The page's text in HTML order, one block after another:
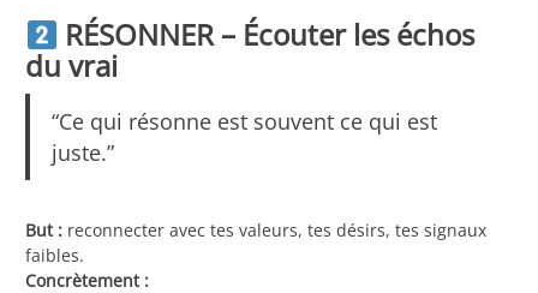
RÉSONNER – Écouter les échos
du vrai
“Ce qui résonne est souvent ce qui est
juste.”
But : reconnecter avec tes valeurs, tes désirs, tes signaux
faibles.
Concrètement :